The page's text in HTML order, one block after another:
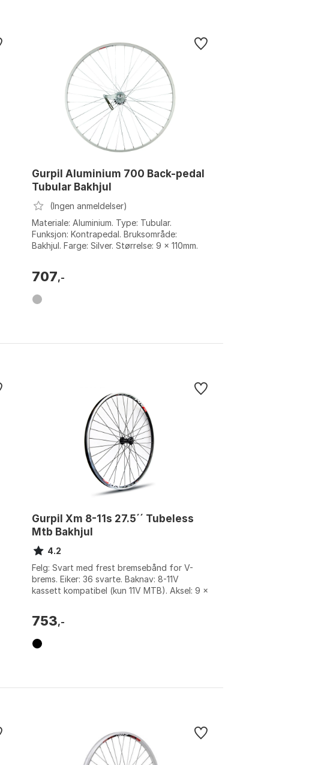
Gurpil Aluminium 700 Back-pedal
Tubular Bakhjul
(Ingen anmeldelser)
Materiale: Aluminium. Type: Tubular.
Funksjon: Kontrapedal. Bruksområde:
Bakhjul. Farge: Silver. Størrelse: 9 x 110mm.
707,-
Gurpil Xm 8-11s 27.5´´ Tubeless
Mtb Bakhjul
4.2
Felg: Svart med frest bremsebånd for V-
brems. Eiker: 36 svarte. Baknav: 8-11V
kassett kompatibel (kun 11V MTB). Aksel: 9 x
753,-